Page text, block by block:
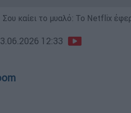
Σου καίει το μυαλό: Το Netflix
12:33